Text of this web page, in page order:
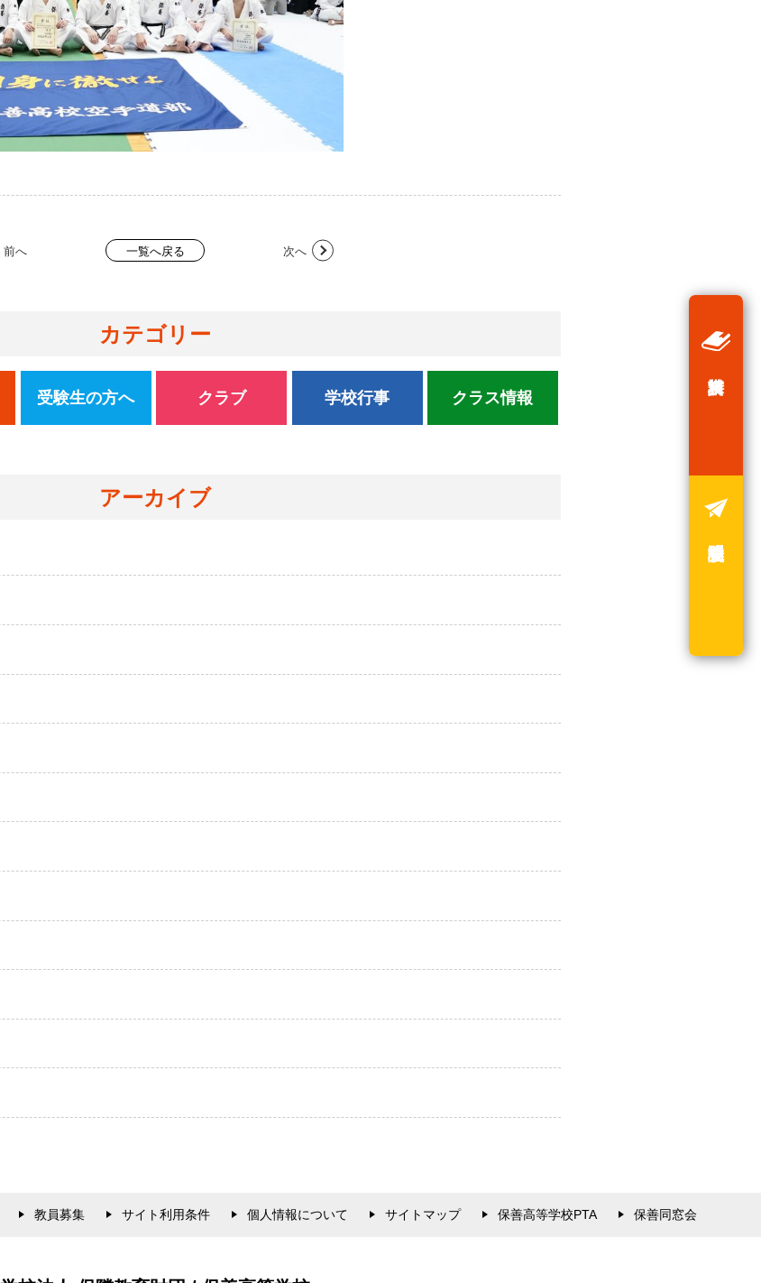
前へ 一覧へ戻る 次へ
カテゴリー
受験生の方へ クラブ 学校行事 クラス情報
アーカイブ
教員募集 サイト利用条件 個人情報について サイトマップ 保善高等学校PTA 保善同窓会